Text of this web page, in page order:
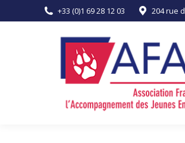
+33 (0)1 69 28 12 03 204 rue
ACCUEIL